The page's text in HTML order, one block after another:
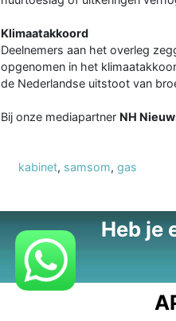
Klimaatakkoord
Deelnemers aan het overleg
opgenomen in het
de Nederlandse uitstoot van
Bij onze mediapartner NH
kabinet, samsom, gas
Heb je